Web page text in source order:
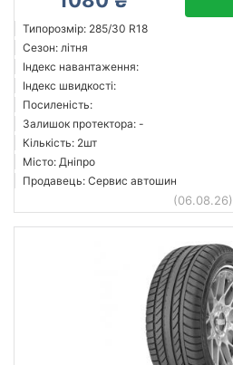
Типорозмір: 285/30 R18
Сезон: літня
Індекс навантаження:
Індекс швидкості:
Посиленість:
Залишок протектора: -
Кількість: 2шт
Місто: Дніпро
Продавець: Сервис автошин
(06.08.26)